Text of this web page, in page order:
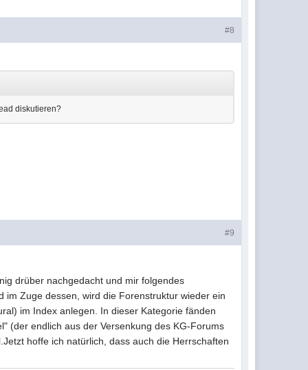
#8
diskutieren?
#9
drüber nachgedacht und mir folgendes
im Zuge dessen, wird die Forenstruktur wieder ein
im Index anlegen. In dieser Kategorie fänden
(der endlich aus der Versenkung des KG-Forums
hoffe ich natürlich, dass auch die Herrschaften